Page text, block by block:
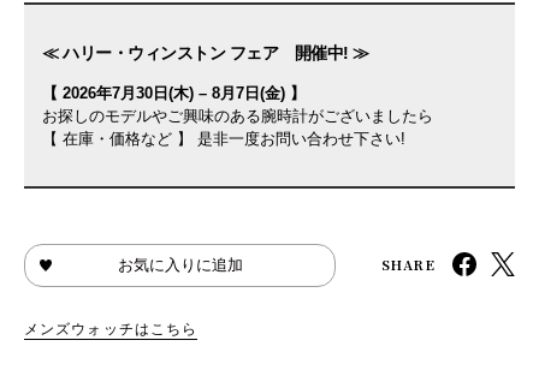
≪ ハリー・ウィンストン フェア 開催中! ≫
【 2026年7月30日(木) – 8月7日(金) 】
お探しのモデルやご興味のある腕時計がございましたら
【 在庫・価格など 】 是非一度お問い合わせ下さい!
お気に入りに追加 SHARE
メンズウォッチはこちら